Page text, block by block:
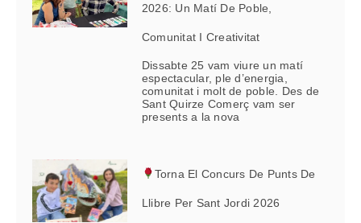
2026: Un Matí De Poble,
Comunitat I Creativitat
Dissabte 25 vam viure un matí
espectacular, ple d’energia,
comunitat i molt de poble. Des de
Sant Quirze Comerç vam ser
presents a la nova
Torna El Concurs De Punts De
Llibre Per Sant Jordi 2026